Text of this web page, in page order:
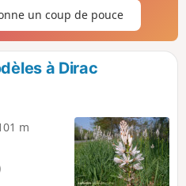
un coup de pouce
à Dirac
m